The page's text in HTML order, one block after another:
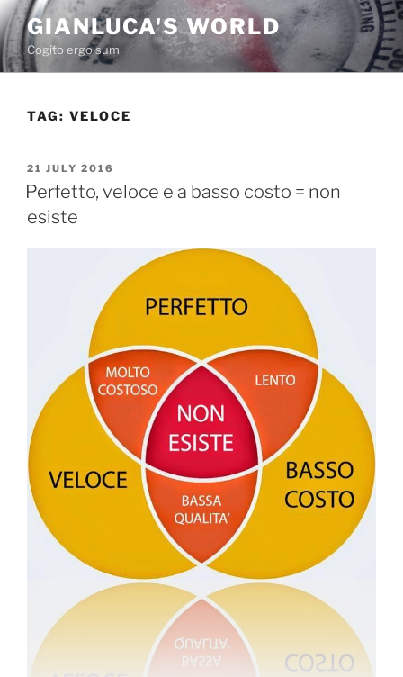
Skip
to
content
GIANLUCA'S WORLD
Cogito ergo sum
TAG: VELOCE
POSTED
ON
21 JULY 2016
Perfetto, veloce e a basso costo = non
esiste